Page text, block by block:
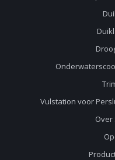
Vulstation voor
Over